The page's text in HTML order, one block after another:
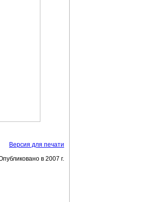
Версия для печати
в 2007 г.